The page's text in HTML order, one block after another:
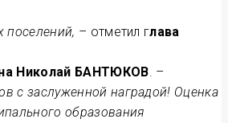
поселений, – отметил глава
Николай БАНТЮКОВ . –
с заслуженной наградой! Оценка
образования